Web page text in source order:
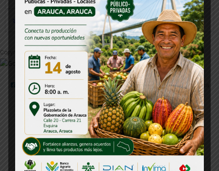
Preguntas Frecuentes
Copyright © 2025 Gobernación de Arauca
Calle 20 Carrera 21 - Esquina
hacienda@arauca.gov.co
GobArauca
@GobArauca @GobArauca @GobArauca